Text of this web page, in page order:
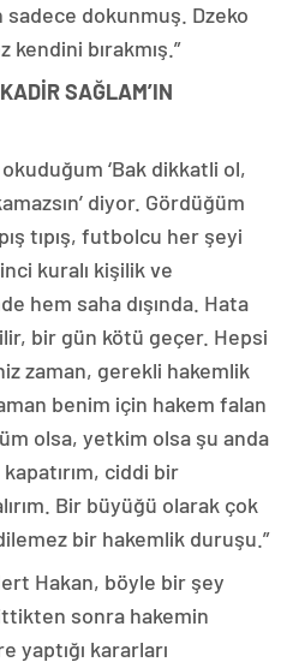
sadece dokunmuş. Dzeko
bırakmış.”
SAĞLAM’IN
okuduğum ‘Bak dikkatli ol,
diyor. Gördüğüm
tıpış, futbolcu her şeyi
kuralı kişilik ve
hem saha dışında. Hata
bir gün kötü geçer. Hepsi
zaman, gerekli hakemlik
benim için hakem falan
olsa, yetkim olsa şu anda
kapatırım, ciddi bir
Bir büyüğü olarak çok
bir hakemlik duruşu.”
Hakan, böyle bir şey
sonra hakemin
yaptığı kararları